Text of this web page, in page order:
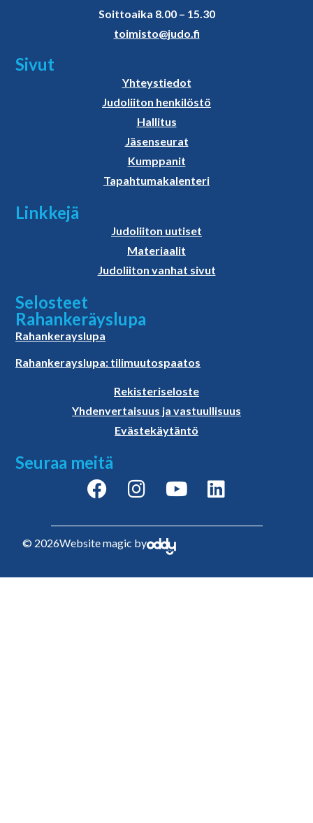
Soittoaika 8.00 – 15.30
toimisto@judo.fi
Sivut
Yhteystiedot
Judoliiton henkilöstö
Hallitus
Jäsenseurat
Kumppanit
Tapahtumakalenteri
Linkkejä
Judoliiton uutiset
Materiaalit
Judoliiton vanhat sivut
Selosteet
Rahankeräyslupa
Rahankerayslupa
Rahankerayslupa: tilimuutospaatos
Rekisteriseloste
Yhdenvertaisuus ja vastuullisuus
Evästekäytäntö
Seuraa meitä
© 2026Website magic by